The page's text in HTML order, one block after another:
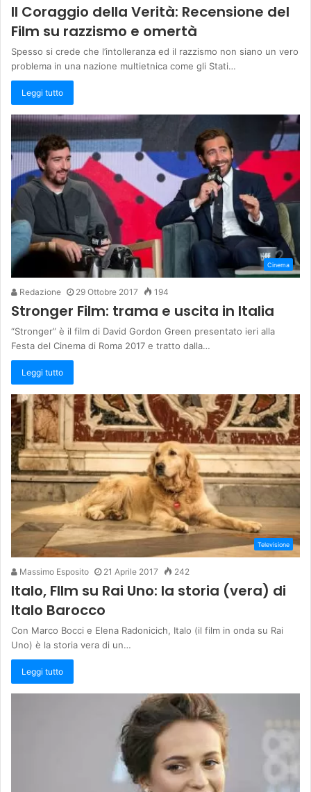
Il Coraggio della Verità: Recensione del
Film su razzismo e omertà
Spesso si crede che l’intolleranza ed il razzismo non siano un vero
problema in una nazione multietnica come gli Stati…
Leggi tutto
Cinema
Redazione 29 Ottobre 2017 194
Stronger Film: trama e uscita in Italia
“Stronger” è il film di David Gordon Green presentato ieri alla
Festa del Cinema di Roma 2017 e tratto dalla…
Leggi tutto
Televisione
Massimo Esposito 21 Aprile 2017 242
Italo, FIlm su Rai Uno: la storia (vera) di
Italo Barocco
Con Marco Bocci e Elena Radonicich, Italo (il film in onda su Rai
Uno) è la storia vera di un…
Leggi tutto